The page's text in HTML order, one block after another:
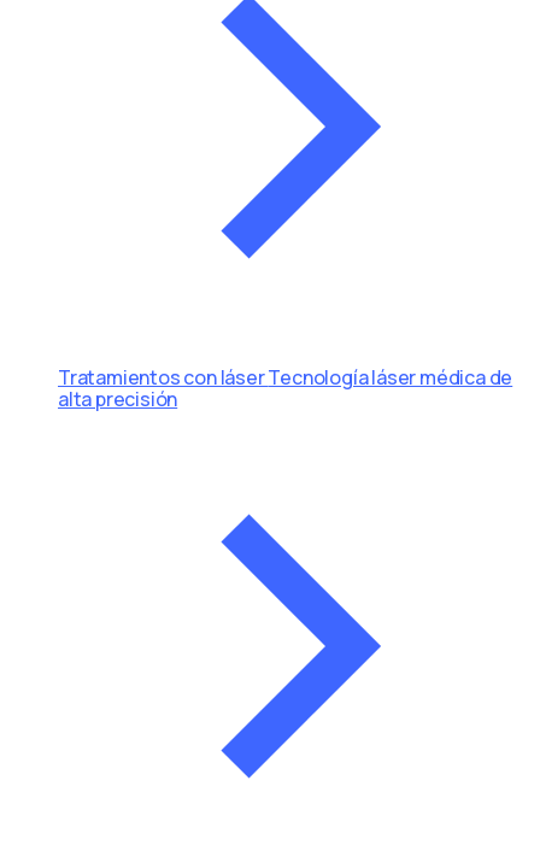
Tratamientos con láserTecnología láser médica de
alta precisión